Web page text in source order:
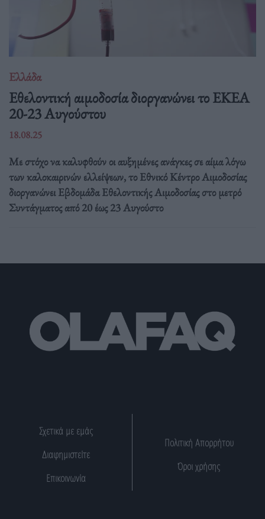
Ελλάδα
Eθελοντική αιμοδοσία διοργανώνει το ΕΚΕΑ
20-23 Αυγούστου
18.08.25
Με στόχο να καλυφθούν οι αυξημένες ανάγκες σε αίμα λόγω
των καλοκαιρινών ελλείψεων, το Εθνικό Κέντρο Αιμοδοσίας
διοργανώνει Εβδομάδα Εθελοντικής Αιμοδοσίας στο μετρό
Συντάγματος από 20 έως 23 Αυγούστο
Σχετικά με εμάς
Διαφημιστείτε
Επικοινωνία
Πολιτική Απορρήτου
Όροι χρήσης